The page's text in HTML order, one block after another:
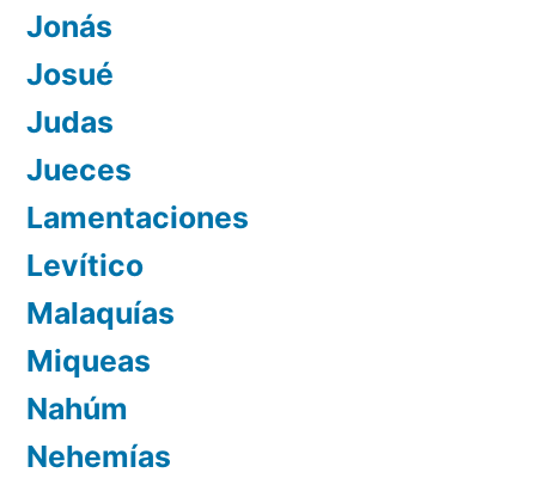
Jonás
Josué
Judas
Jueces
Lamentaciones
Levítico
Malaquías
Miqueas
Nahúm
Nehemías